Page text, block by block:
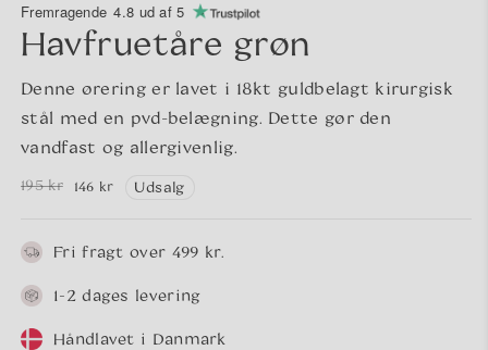
Fremragende 4.8 ud af 5
Havfruetåre grøn
Denne ørering er lavet i 18kt guldbelagt kirurgisk
stål med en pvd-belægning. Dette gør den
vandfast og allergivenlig.
Normalpris
195 kr
Udsalgspris
146 kr Udsalg
Fri fragt over 499 kr.
1-2 dages levering
Håndlavet i Danmark